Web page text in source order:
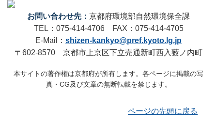
お問い合わせ先： 京都府環境部自然環境保全課
TEL：075-414-4706 FAX：075-414-4705
E-Mail： shizen-kankyo@pref.kyoto.lg.jp
〒602-8570 京都市上京区下立売通新町西入薮ノ内町
本サイトの著作権は京都府が所有します。各ページに掲載の写
真・CG及び文章の無断転載を禁じます。
ページの先頭に戻る